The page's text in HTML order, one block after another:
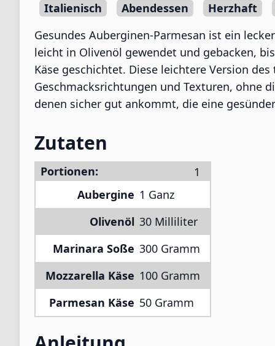
Italienisch Abendessen Herzhaft
Gesundes Auberginen-Parmesan ist ein
leicht in Olivenöl gewendet und gebacken,
Käse geschichtet. Diese leichtere Version
Geschmacksrichtungen und Texturen, ohne
denen sicher gut ankommt, die eine
Zutaten
Portionen:
Aubergine 1 Ganz
Olivenöl 30 Milliliter
Marinara Soße 300 Gramm
Mozzarella Käse 100 Gramm
Parmesan Käse 50 Gramm